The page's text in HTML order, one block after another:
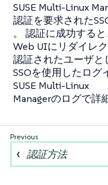
SUSE Multi-Linux
認証を要求された
。 認証に成功する
Web UIにリダイレク
認証されたユーザと
SSOを使用したログ
SUSE Multi-Linux
Managerのログで詳
認証方法